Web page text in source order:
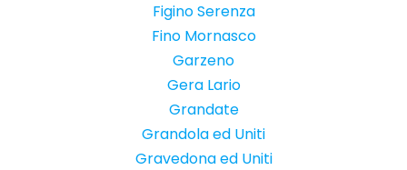
Figino Serenza
Fino Mornasco
Garzeno
Gera Lario
Grandate
Grandola ed Uniti
Gravedona ed Uniti